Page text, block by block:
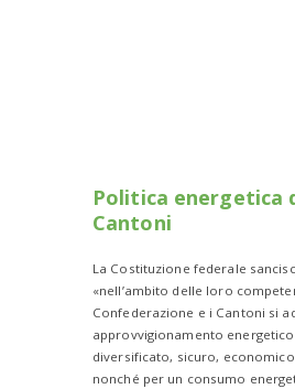
Politica energetica
Cantoni
La Costituzione federale
«nell’ambito delle loro
Confederazione e i Cantoni si
approvvigionamento
diversificato, sicuro,
nonché per un consumo